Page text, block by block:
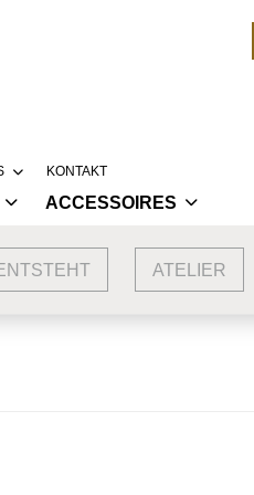
UPDATE
BRÄUTE
KONTAKT
ACCESSOIRES
BRAUTACCESSOIRES
ATELIER